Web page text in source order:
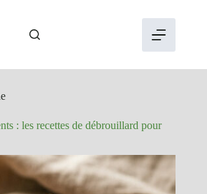
: les recettes de débrouillard pour